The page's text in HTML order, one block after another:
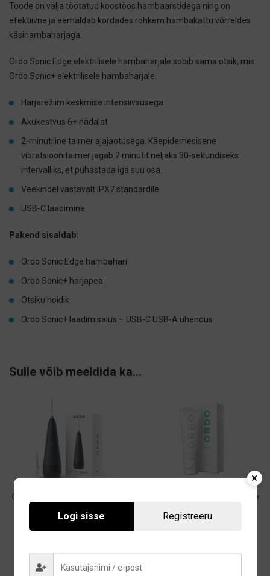
Toode on välja töötatud koostöös hambaarstidega ning on
efektiivne ja eemaldab kordades rohkem hambakattu võrreldes
käsihambaharjaga.
Ordo Sonic Edge elektrilisele hambaharjale sobib sama otsik, mis
Ordo Sonic+ elektrilisele hambaharjale.
Harjarežiim keskmise intensiivsusega
Akukestvus 6+ nädalat
2-minutiline taimer ajajaotusega. Käepidemesisene
vibratsioonitaimer jagab 2 minutit neljaks 30-sekundiseks
intervalliks, et puhastada iga suu osa.
Veekindel vastavalt IPX7 standardile
USB-C laadimine
Pakend sisaldab:
Ordo Sonic Edge hambahari
Ordo Sonic+ harjapea
Otsiku hoidik
Ordo Sonic+ laadimisalus – USB-C USB-A ühendus
Sulle võib meeldida ka…
Ordo Hydro Sonic irrigaator
Charcoal Grey
79,00€
Ordo hambapasta Complete
Care 80ml
Logi sisse Registreeru